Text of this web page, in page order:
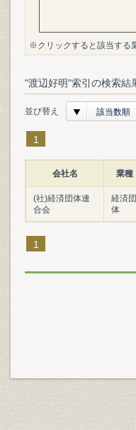
※クリックすると該当する
"渡辺好明"索引の検索
並び替え 該当数
1
会社名 業種
(社)経済団体連
合会
経済団
体
1